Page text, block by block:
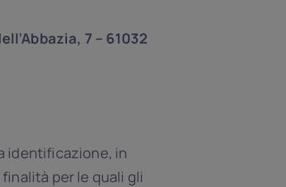
7 – 61032
identificazione, in
per le quali gli